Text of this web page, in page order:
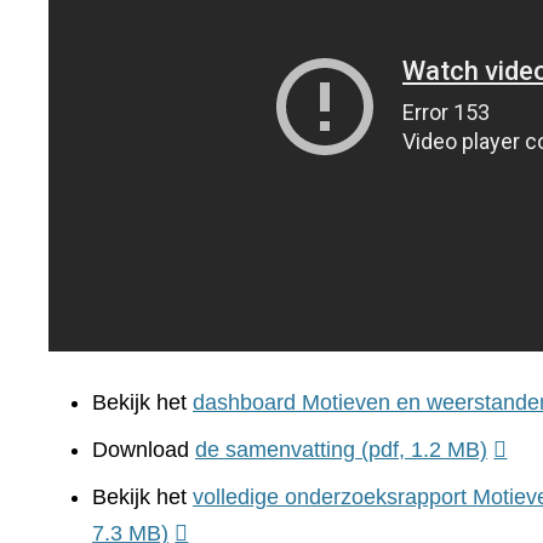
Bekijk het dashboard Motieven en
Download de samenvatting (pdf, 1.2 MB)
Bekijk het volledige onderzoeksrapport
7.3 MB)